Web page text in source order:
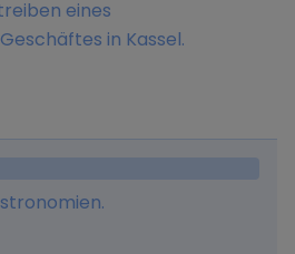
eines
in Kassel.